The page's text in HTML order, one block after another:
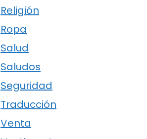
Religión
Ropa
Salud
Saludos
Seguridad
Traducción
Venta